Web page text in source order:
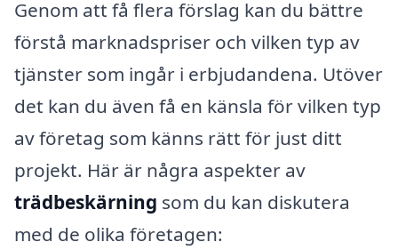
Genom att få flera förslag kan du bättre
förstå marknadspriser och vilken typ av
tjänster som ingår i erbjudandena. Utöver
det kan du även få en känsla för vilken typ
av företag som känns rätt för just ditt
projekt. Här är några aspekter av
trädbeskärning som du kan diskutera
med de olika företagen: